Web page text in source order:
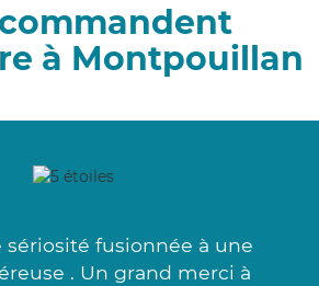
à Montpouillan
sériosité fusionnée à une
. Un grand merci à